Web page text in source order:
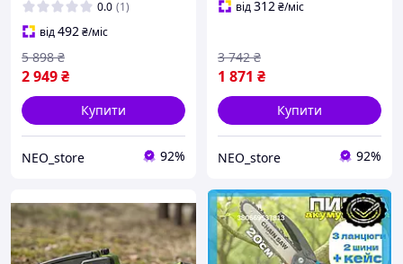
48V 30 см Акумуляторні
ланцюгові пилки
0.0 (1)
від492₴/міс
2 949₴
5 898 ₴
Купити
NEO_store 92%
шина Пила з подаванням
від312₴/міс
1 871 ₴
3 742 ₴
Купити
NEO_store 92%